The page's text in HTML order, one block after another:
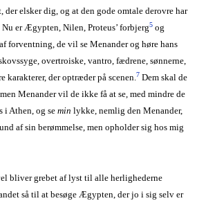
der elsker dig, og at den gode omtale derovre har
er Ægypten, Nilen, Proteus’ forbjerg5og
forventning, de vil se Menander og høre hans
overtroiske, vantro, fædrene, sønnerne,
karakterer, der optræder på scenen. 7 Dem skal de
Menander vil de ikke få at se, med mindre de
i Athen, og se min lykke, nemlig den Menander,
af sin berømmelse, men opholder sig hos mig
bliver grebet af lyst til alle herlighederne
så til at besøge Ægypten, der jo i sig selv er